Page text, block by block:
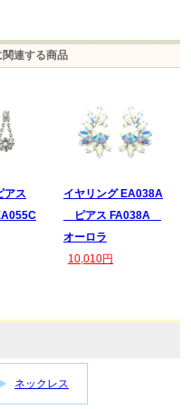
連する商品
アス
イヤリング EA038A
ピアス FA038A
オーロラ
10,010円
ネックレス